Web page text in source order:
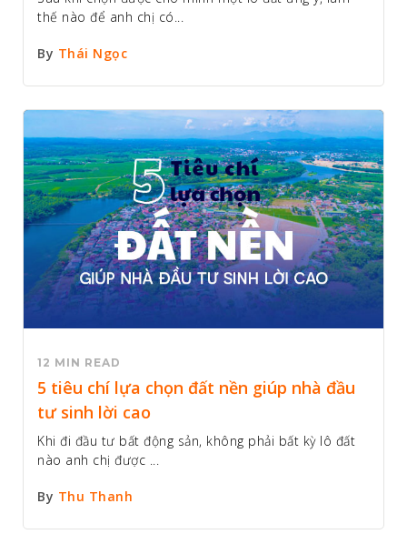
thế nào để anh chị có...
By Thái Ngọc
12 MIN READ
5 tiêu chí lựa chọn đất nền giúp nhà đầu
tư sinh lời cao
Khi đi đầu tư bất động sản, không phải bất kỳ lô đất
nào anh chị được ...
By Thu Thanh